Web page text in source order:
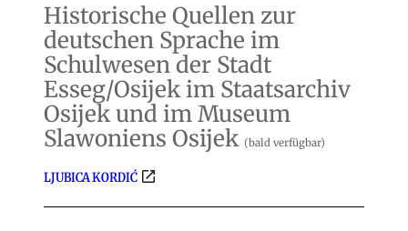
Historische Quellen zur
deutschen Sprache im
Schulwesen der Stadt
Esseg/Osijek im Staatsarchiv
Osijek und im Museum
Slawoniens Osijek (bald verfügbar)
LJUBICA KORDIĆ